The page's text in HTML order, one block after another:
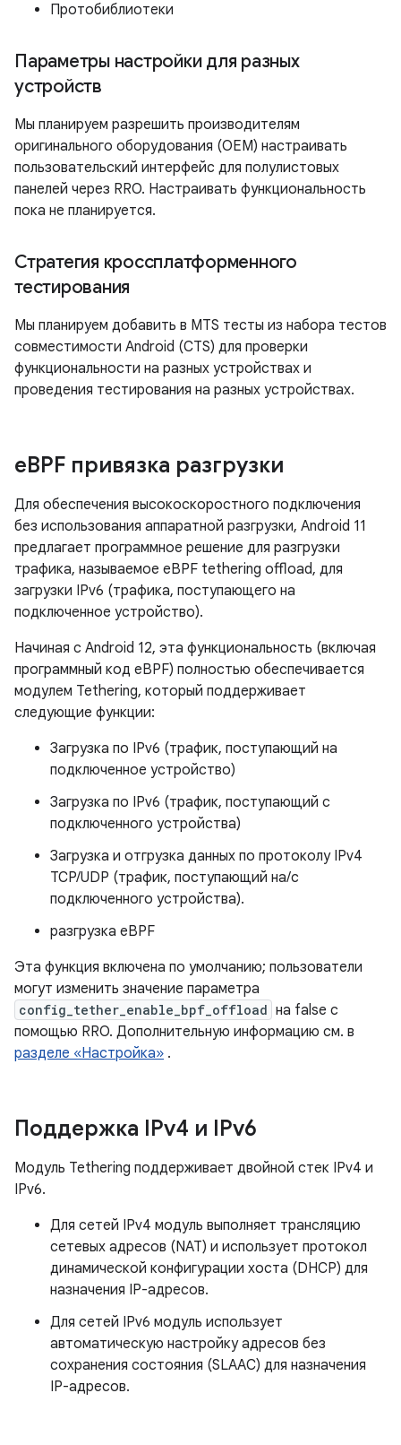
Протобиблиотеки
Параметры настройки для разных
устройств
Мы планируем разрешить производителям
оригинального оборудования (OEM) настраивать
пользовательский интерфейс для полулистовых
панелей через RRO. Настраивать функциональность
пока не планируется.
Стратегия кроссплатформенного
тестирования
Мы планируем добавить в MTS тесты из набора тестов
совместимости Android (CTS) для проверки
функциональности на разных устройствах и
проведения тестирования на разных устройствах.
eBPF привязка разгрузки
Для обеспечения высокоскоростного подключения
без использования аппаратной разгрузки, Android 11
предлагает программное решение для разгрузки
трафика, называемое eBPF tethering offload, для
загрузки IPv6 (трафика, поступающего на
подключенное устройство).
Начиная с Android 12, эта функциональность (включая
программный код eBPF) полностью обеспечивается
модулем Tethering, который поддерживает
следующие функции:
Загрузка по IPv6 (трафик, поступающий на
подключенное устройство)
Загрузка по IPv6 (трафик, поступающий с
подключенного устройства)
Загрузка и отгрузка данных по протоколу IPv4
TCP/UDP (трафик, поступающий на/с
подключенного устройства).
разгрузка eBPF
Эта функция включена по умолчанию; пользователи
могут изменить значение параметра
config_tether_enable_bpf_offload на false с
помощью RRO. Дополнительную информацию см. в
разделе «Настройка» .
Поддержка IPv4 и IPv6
Модуль Tethering поддерживает двойной стек IPv4 и
IPv6.
Для сетей IPv4 модуль выполняет трансляцию
сетевых адресов (NAT) и использует протокол
динамической конфигурации хоста (DHCP) для
назначения IP-адресов.
Для сетей IPv6 модуль использует
автоматическую настройку адресов без
сохранения состояния (SLAAC) для назначения
IP-адресов.